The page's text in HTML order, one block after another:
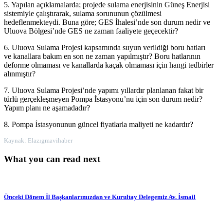
5. Yapılan açıklamalarda; projede sulama enerjisinin Güneş Enerjisi
sistemiyle çalıştırarak, sulama sorununun çözülmesi
hedeflenmekteydi. Buna göre; GES İhalesi’nde son durum nedir ve
Uluova Bölgesi’nde GES ne zaman faaliyete geçecektir?
6. Uluova Sulama Projesi kapsamında suyun verildiği boru hatları
ve kanallara bakım en son ne zaman yapılmıştır? Boru hatlarının
deforme olmaması ve kanallarda kaçak olmaması için hangi tedbirler
alınmıştır?
7. Uluova Sulama Projesi’nde yapımı yıllardır planlanan fakat bir
türlü gerçekleşmeyen Pompa İstasyonu’nu için son durum nedir?
Yapım planı ne aşamadadır?
8. Pompa İstasyonunun güncel fiyatlarla maliyeti ne kadardır?
Kaynak: Elazıgmavihaber
What you can read next
Önceki Dönem İl Başkanlarımızdan ve Kurultay Delegemiz Av. İsmail